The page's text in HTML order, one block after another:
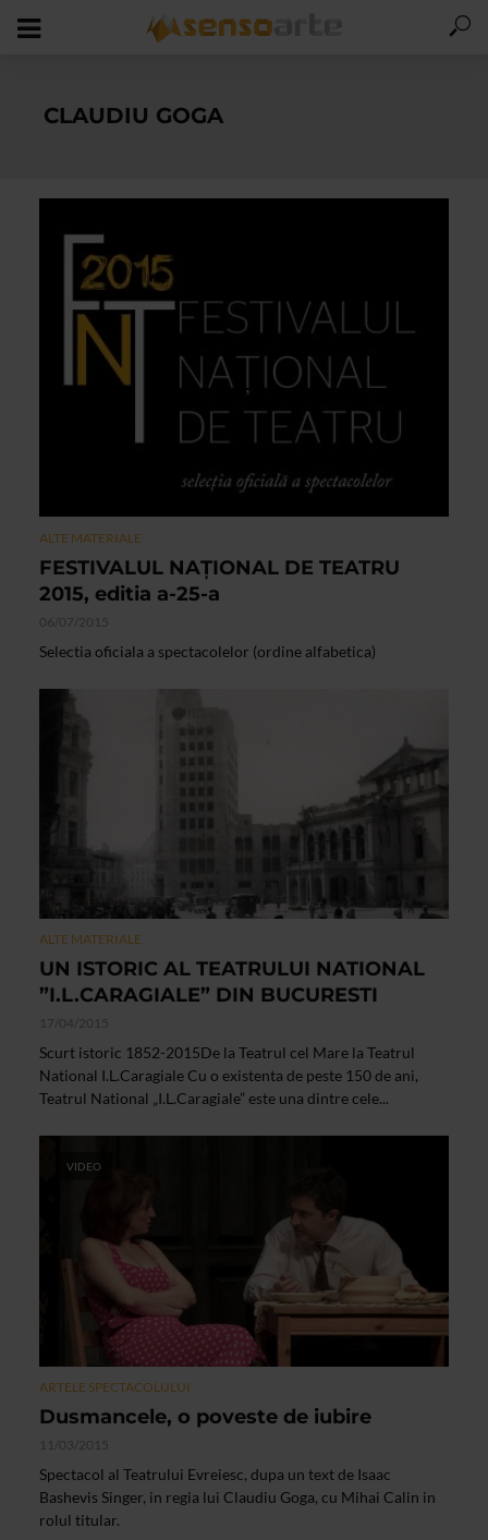
CLAUDIU GOGA
ALTE MATERIALE
FESTIVALUL NAŢIONAL DE TEATRU
2015, editia a-25-a
06/07/2015
Selectia oficiala a spectacolelor (ordine alfabetica)
ALTE MATERIALE
UN ISTORIC AL TEATRULUI NATIONAL
”I.L.CARAGIALE” DIN BUCURESTI
17/04/2015
Scurt istoric 1852-2015De la Teatrul cel Mare la Teatrul
National I.L.Caragiale Cu o existenta de peste 150 de ani,
Teatrul National „I.L.Caragiale” este una dintre cele...
VIDEO
ARTELE SPECTACOLULUI
Dusmancele, o poveste de iubire
11/03/2015
Spectacol al Teatrului Evreiesc, dupa un text de Isaac
Bashevis Singer, in regia lui Claudiu Goga, cu Mihai Calin in
rolul titular.